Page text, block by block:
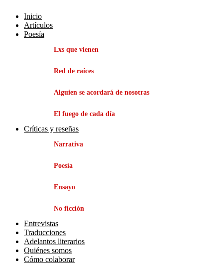
Inicio
Artículos
Poesía
Lxs que vienen
Red de raíces
Alguien se acordará de nosotras
El fuego de cada día
Críticas y reseñas
Narrativa
Poesía
Ensayo
No ficción
Entrevistas
Traducciones
Adelantos literarios
Quiénes somos
Cómo colaborar